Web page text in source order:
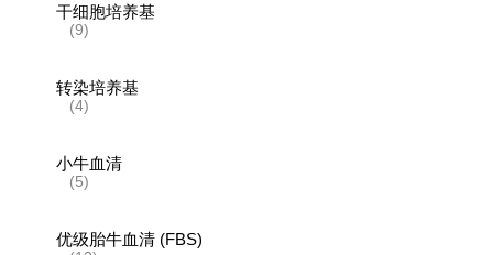
干细胞培养基
(9)
转染培养基
(4)
小牛血清
(5)
优级胎牛血清 (FBS)